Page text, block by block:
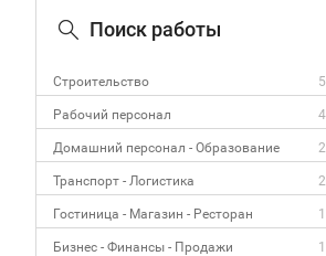
Поиск работы
Строительство
Рабочий персонал
Домашний персонал - Образование
Транспорт - Логистика
Гостиница - Магазин - Ресторан
Бизнес - Финансы - Продажи